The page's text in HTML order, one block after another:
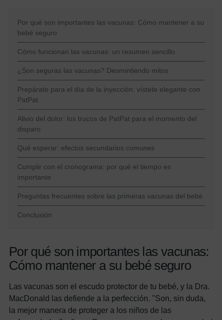
Por qué son importantes las vacunas: Cómo mantener a su
bebé seguro
Cómo funcionan las vacunas: un resumen sencillo
¿Son seguras las vacunas? Desmintiendo mitos
Prepárate para el día de la inyección: vístete elegante con
PatPat
Alivio del dolor: los trucos de PatPat para el momento del
disparo
Qué esperar: efectos secundarios comunes
Cumplir con el cronograma: por qué el tiempo es
importante
Preguntas frecuentes sobre las primeras vacunas del bebé
Conclusión
Por qué son importantes las vacunas:
Cómo mantener a su bebé seguro
Las vacunas son el escudo protector de tu bebé, y la Dra.
MacDonald las defiende a la perfección. "Son, sin duda,
la mejor manera de proteger a los niños de las